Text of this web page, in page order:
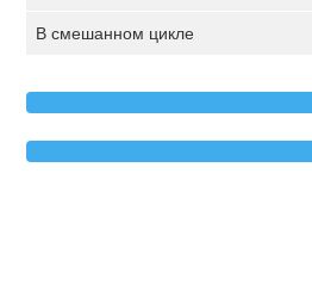
В смешанном цикле